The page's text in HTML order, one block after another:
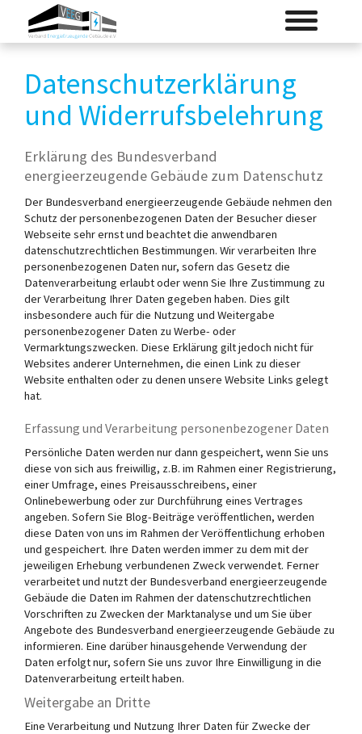
main
Toggle
navigation
Datenschutzerklärung
und Widerrufsbelehrung
Erklärung des Bundesverband
energieerzeugende Gebäude zum Datenschutz
Der Bundesverband energieerzeugende Gebäude nehmen den
Schutz der personenbezogenen Daten der Besucher dieser
Webseite sehr ernst und beachtet die anwendbaren
datenschutzrechtlichen Bestimmungen. Wir verarbeiten Ihre
personenbezogenen Daten nur, sofern das Gesetz die
Datenverarbeitung erlaubt oder wenn Sie Ihre Zustimmung zu
der Verarbeitung Ihrer Daten gegeben haben. Dies gilt
insbesondere auch für die Nutzung und Weitergabe
personenbezogener Daten zu Werbe- oder
Vermarktungszwecken. Diese Erklärung gilt jedoch nicht für
Websites anderer Unternehmen, die einen Link zu dieser
Website enthalten oder zu denen unsere Website Links gelegt
hat.
Erfassung und Verarbeitung personenbezogener Daten
Persönliche Daten werden nur dann gespeichert, wenn Sie uns
diese von sich aus freiwillig, z.B. im Rahmen einer Registrierung,
einer Umfrage, eines Preisausschreibens, einer
Onlinebewerbung oder zur Durchführung eines Vertrages
angeben. Sofern Sie Blog-Beiträge veröffentlichen, werden
diese Daten von uns im Rahmen der Veröffentlichung erhoben
und gespeichert. Ihre Daten werden immer zu dem mit der
jeweiligen Erhebung verbundenen Zweck verwendet. Ferner
verarbeitet und nutzt der Bundesverband energieerzeugende
Gebäude die Daten im Rahmen der datenschutzrechtlichen
Vorschriften zu Zwecken der Marktanalyse und um Sie über
Angebote des Bundesverband energieerzeugende Gebäude zu
informieren. Eine darüber hinausgehende Verwendung der
Daten erfolgt nur, sofern Sie uns zuvor Ihre Einwilligung in die
Datenverarbeitung erteilt haben.
Weitergabe an Dritte
Eine Verarbeitung und Nutzung Ihrer Daten für Zwecke der